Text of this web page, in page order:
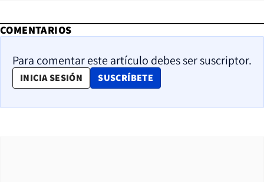
COMENTARIOS
Para comentar este artículo debes ser suscriptor.
INICIA SESIÓN SUSCRÍBETE
OPENS IN NEW WINDOW